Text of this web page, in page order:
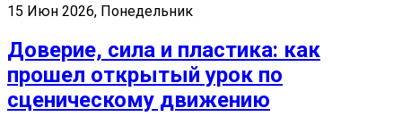
15 Июн 2026, Понедельник
Доверие, сила и пластика: как
прошел открытый урок по
сценическому движению